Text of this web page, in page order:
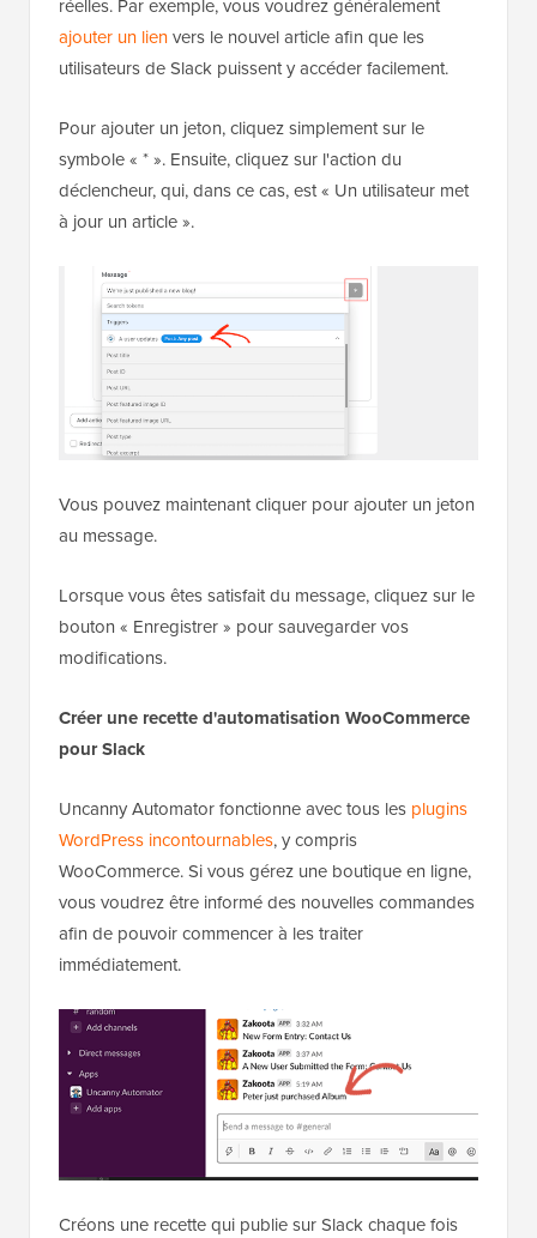
réelles. Par exemple, vous voudrez généralement
ajouter un lienvers le nouvel article afin que les
utilisateurs de Slack puissent y accéder facilement.
Pour ajouter un jeton, cliquez simplement sur le
symbole « * ». Ensuite, cliquez sur l'action du
déclencheur, qui, dans ce cas, est « Un utilisateur met
à jour un article ».
Vous pouvez maintenant cliquer pour ajouter un jeton
au message.
Lorsque vous êtes satisfait du message, cliquez sur le
bouton « Enregistrer » pour sauvegarder vos
modifications.
Créer une recette d'automatisation WooCommerce
pour Slack
Uncanny Automator fonctionne avec tous les plugins
WordPress incontournables, y compris
WooCommerce. Si vous gérez une boutique en ligne,
vous voudrez être informé des nouvelles commandes
afin de pouvoir commencer à les traiter
immédiatement.
Créons une recette qui publie sur Slack chaque fois